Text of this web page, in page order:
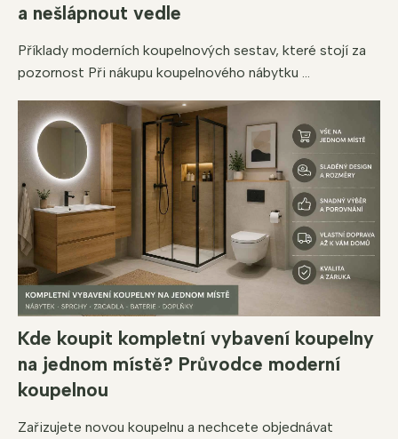
a nešlápnout vedle
Příklady moderních koupelnových sestav, které stojí za
pozornost Při nákupu koupelnového nábytku ...
Kde koupit kompletní vybavení koupelny
na jednom místě? Průvodce moderní
koupelnou
Zařizujete novou koupelnu a nechcete objednávat